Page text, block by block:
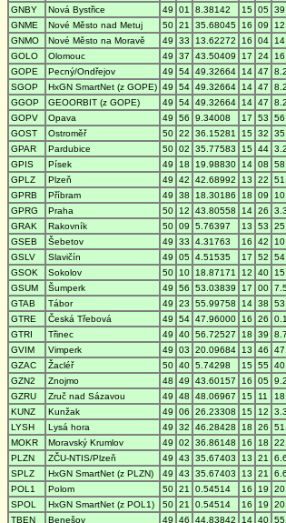
GNBY
Nová Bystřice 49 01 8.38142 15 05
GNME
Nové Město nad Metuj 50 21 35.68045 16 09
GNMO
Nové Město na Moravě 49 33 13.62272 16 04
GOLO
Olomouc 49 37 43.50409 17 24
GOPE
Pecný/Ondřejov 49 54 49.32664 14 47
SGOP
HxGN SmartNet (z GOPE) 49 54 49.32664 14 47
GGOP
GEOORBIT (z GOPE) 49 54 49.32664 14 47
GOPV
Opava 49 56 9.34008 17 53
GOST
Ostroměř 50 22 36.15281 15 32
GPAR
Pardubice 50 02 35.77583 15 44
GPIS
Písek 49 18 19.98830 14 08
GPLZ
Plzeň 49 42 42.68992 13 22
GPRB
Příbram 49 38 18.30186 18 09
GPRG
Praha 50 12 43.80558 14 26
GRAK
Rakovník 50 09 5.76397 13 53
GSEB
Šebetov 49 33 4.31763 16 42
GSLV
Slavičín 49 05 4.51535 17 52
GSOK
Sokolov 50 10 18.87171 12 40
GSUM
Šumperk 49 56 53.03839 17 00
GTAB
Tábor 49 23 55.99758 14 38
GTRE
Česká Třebová 49 54 47.96000 16 26
GTRI
Třinec 49 40 56.72527 18 39
GVIM
Vimperk 49 03 20.09684 13 46
GZAC
Žacléř 50 40 5.74298 15 55
GZN2
Znojmo 48 49 43.60157 16 05
GZRU
Zruč nad Sázavou 49 48 48.06967 15 11
KUNZ
Kunžak 49 06 26.23308 15 12
LYSH
Lysá hora 49 32 46.28428 18 26
MOKR
Moravský Krumlov 49 02 36.86148 16 18
PLZN
ZČU-NTIS/Plzeň 49 43 35.67403 13 21
SPLZ
HxGN SmartNet (z PLZN) 49 43 35.67403 13 21
POL1
Polom 50 21 0.54514 16 19
SPOL
HxGN SmartNet (z POL1) 50 21 0.54514 16 19
TBEN
Benešov 49 46 44.83842 14 40